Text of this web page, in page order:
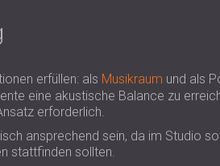
erfüllen: als Musikraum und als
eine akustische Balance zu
erforderlich.
ansprechend sein, da im Studio
stattfinden sollten.